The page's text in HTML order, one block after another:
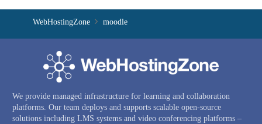
WebHostingZone moodle
We provide managed infrastructure for learning and collaboration
platforms. Our team deploys and supports scalable open-source
solutions including LMS systems and video conferencing platforms –